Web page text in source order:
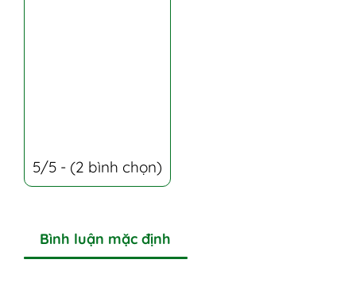
5/5 - (2 bình chọn)
Bình luận mặc định